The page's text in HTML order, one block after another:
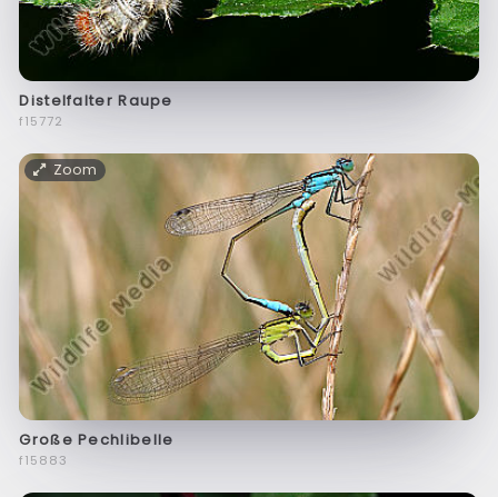
Distelfalter Raupe
f15772
Zoom
Große Pechlibelle
f15883